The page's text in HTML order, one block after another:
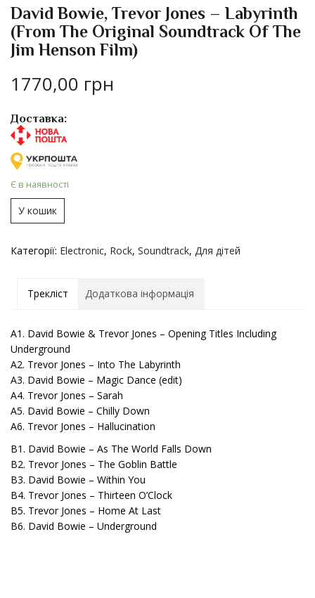
David Bowie, Trevor Jones – Labyrinth
(From The Original Soundtrack Of The
Jim Henson Film)
1770,00 грн
Доставка:
Є в наявності
У кошик
Категорії: Electronic, Rock, Soundtrack, Для дітей
Трекліст Додаткова інформація
A1. David Bowie & Trevor Jones – Opening Titles Including
Underground
A2. Trevor Jones – Into The Labyrinth
A3. David Bowie – Magic Dance (edit)
A4. Trevor Jones – Sarah
A5. David Bowie – Chilly Down
A6. Trevor Jones – Hallucination
B1. David Bowie – As The World Falls Down
B2. Trevor Jones – The Goblin Battle
B3. David Bowie – Within You
B4. Trevor Jones – Thirteen O’Clock
B5. Trevor Jones – Home At Last
B6. David Bowie – Underground